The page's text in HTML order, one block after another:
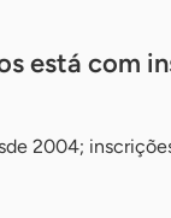
está com
2004;